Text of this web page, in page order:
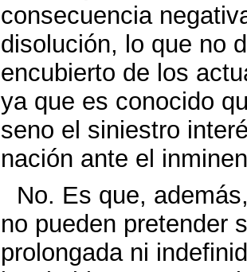
consecuencia
disolución, lo que no
encubierto de los
ya que es conocido
seno el siniestro
nación ante el
No. Es que,
no pueden pretender
prolongada ni